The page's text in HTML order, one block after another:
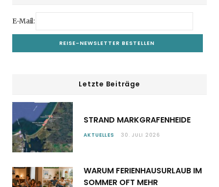
E-Mail:
Letzte Beiträge
STRAND MARKGRAFENHEIDE
AKTUELLES 30. JULI 2026
WARUM FERIENHAUSURLAUB IM
SOMMER OFT MEHR